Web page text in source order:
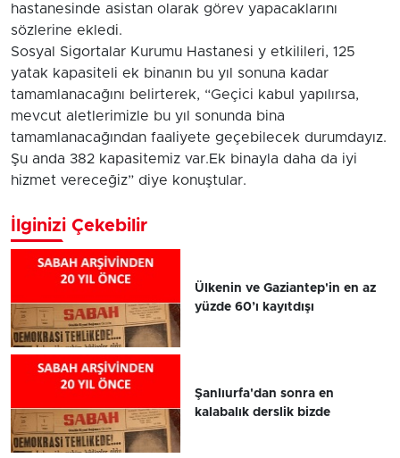
hastanesinde asistan olarak görev yapacaklarını
sözlerine ekledi.
Sosyal Sigortalar Kurumu Hastanesi y etkilileri, 125
yatak kapasiteli ek binanın bu yıl sonuna kadar
tamamlanacağını belirterek, “Geçici kabul yapılırsa,
mevcut aletlerimizle bu yıl sonunda bina
tamamlanacağından faaliyete geçebilecek durumdayız.
Şu anda 382 kapasitemiz var.Ek binayla daha da iyi
hizmet vereceğiz” diye konuştular.
İlginizi Çekebilir
Ülkenin ve Gaziantep'in en az
yüzde 60’ı kayıtdışı
Şanlıurfa'dan sonra en
kalabalık derslik bizde